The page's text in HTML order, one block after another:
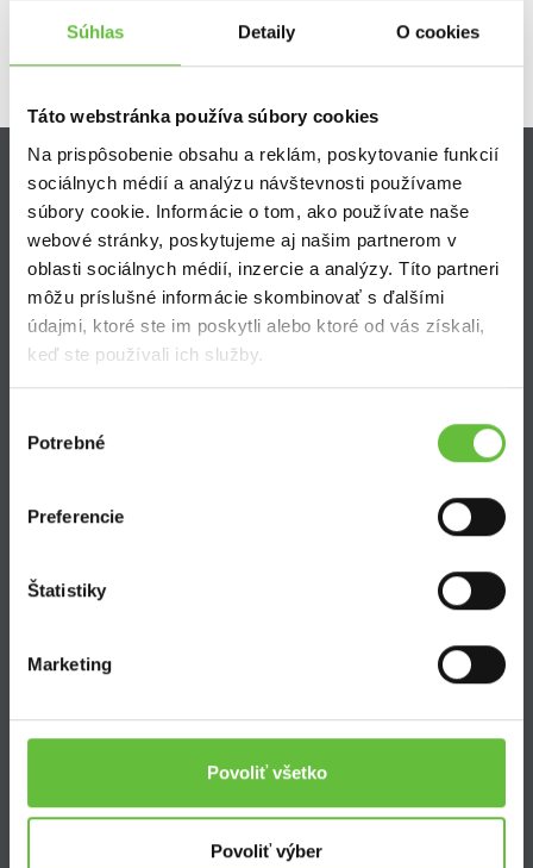
Súhlas Detaily O cookies
Táto webstránka používa súbory cookies
Na prispôsobenie obsahu a reklám, poskytovanie funkcií
sociálnych médií a analýzu návštevnosti používame
súbory cookie. Informácie o tom, ako používate naše
webové stránky, poskytujeme aj našim partnerom v
oblasti sociálnych médií, inzercie a analýzy. Títo partneri
môžu príslušné informácie skombinovať s ďalšími
údajmi, ktoré ste im poskytli alebo ktoré od vás získali,
keď ste používali ich služby.
súhlasu
Potrebné
Preferencie
Štatistiky
Marketing
Povoliť všetko
Povoliť výber
Zistite viac
Ako Super Sused funguje?
Ako sa stať Super Susedom?
Často kladené otázky
Kontakt
Supersused.sk s.r.o.
Vajnorská 100/B, 831 04 Bratislava
kontaktný formulár